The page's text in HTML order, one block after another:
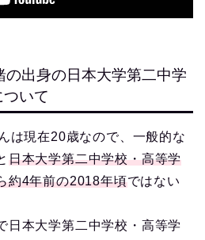
の出身の日本大学第二中学
いて
は現在20歳なので、一般的な
日本大学第二中学校・高等学
約4年前の2018年頃ではない
日本大学第二中学校・高等学